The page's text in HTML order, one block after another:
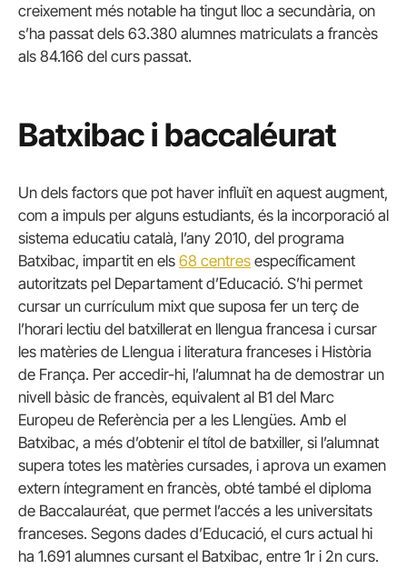
creixement més notable ha tingut lloc a secundària, on
s’ha passat dels 63.380 alumnes matriculats a francès
als 84.166 del curs passat.
Batxibac i baccaléurat
Un dels factors que pot haver influït en aquest augment,
com a impuls per alguns estudiants, és la incorporació al
sistema educatiu català, l’any 2010, del programa
Batxibac, impartit en els 68 centres específicament
autoritzats pel Departament d’Educació. S’hi permet
cursar un currículum mixt que suposa fer un terç de
l’horari lectiu del batxillerat en llengua francesa i cursar
les matèries de Llengua i literatura franceses i Història
de França. Per accedir-hi, l’alumnat ha de demostrar un
nivell bàsic de francès, equivalent al B1 del Marc
Europeu de Referència per a les Llengües. Amb el
Batxibac, a més d’obtenir el títol de batxiller, si l’alumnat
supera totes les matèries cursades, i aprova un examen
extern íntegrament en francès, obté també el diploma
de Baccalauréat, que permet l’accés a les universitats
franceses. Segons dades d’Educació, el curs actual hi
ha 1.691 alumnes cursant el Batxibac, entre 1r i 2n curs.